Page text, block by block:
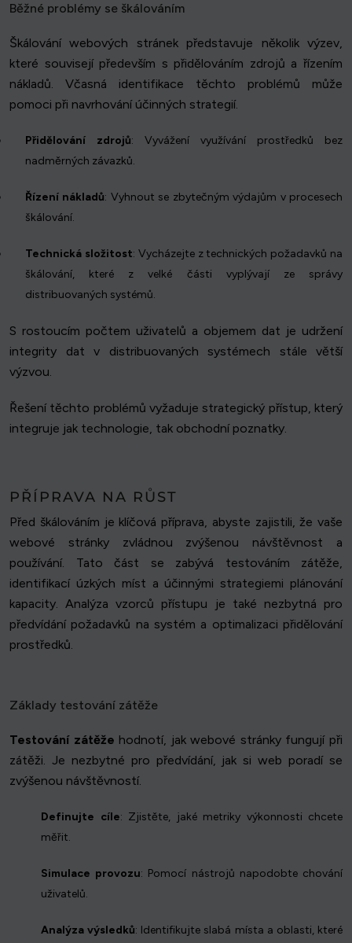
Běžné problémy se škálováním
Škálování webových stránek představuje několik výzev,
které souvisejí především s přidělováním zdrojů a řízením
nákladů. Včasná identifikace těchto problémů může
pomoci při navrhování účinných strategií.
Přidělování zdrojů: Vyvážení využívání prostředků bez
nadměrných závazků.
Řízení nákladů: Vyhnout se zbytečným výdajům v procesech
škálování.
Technická složitost: Vycházejte z technických požadavků na
škálování, které z velké části vyplývají ze správy
distribuovaných systémů.
S rostoucím počtem uživatelů a objemem dat je udržení
integrity dat v distribuovaných systémech stále větší
výzvou.
Řešení těchto problémů vyžaduje strategický přístup, který
integruje jak technologie, tak obchodní poznatky.
PŘÍPRAVA NA RŮST
Před škálováním je klíčová příprava, abyste zajistili, že vaše
webové stránky zvládnou zvýšenou návštěvnost a
používání. Tato část se zabývá testováním zátěže,
identifikací úzkých míst a účinnými strategiemi plánování
kapacity. Analýza vzorců přístupu je také nezbytná pro
předvídání požadavků na systém a optimalizaci přidělování
prostředků.
Základy testování zátěže
Testování zátěže hodnotí, jak webové stránky fungují při
zátěži. Je nezbytné pro předvídání, jak si web poradí se
zvýšenou návštěvností.
Definujte cíle: Zjistěte, jaké metriky výkonnosti chcete
měřit.
Simulace provozu: Pomocí nástrojů napodobte chování
uživatelů.
Analýza výsledků: Identifikujte slabá místa a oblasti, které